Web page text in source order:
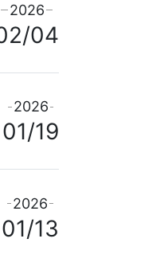
2026
04
2026
01/19
2026
01/13